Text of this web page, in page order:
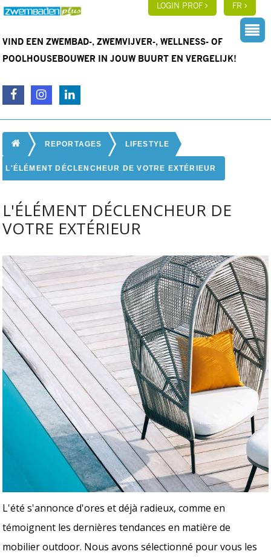
LOGIN PROF FR
VIND EEN ZWEMBAD-, ZWEMVIJVER-, WELLNESS- OF
POOLHOUSEBOUWER IN JOUW BUURT EN VERGELIJK!
REPORTAGES LIFESTYLE
L'ÉLÉMENT DÉCLENCHEUR DE VOTRE EXTÉRIEUR
L'ÉLÉMENT DÉCLENCHEUR DE
VOTRE EXTÉRIEUR
L'été s'annonce d'ores et déjà radieux, comme en
témoignent les dernières tendances en matière de
mobilier outdoor. Nous avons sélectionné pour vous les